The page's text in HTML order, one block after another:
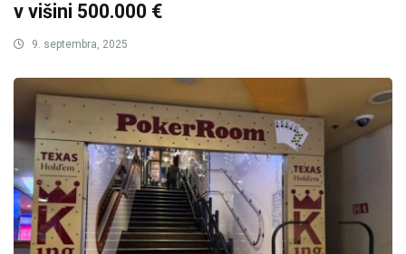
v višini 500.000 €
9. septembra, 2025